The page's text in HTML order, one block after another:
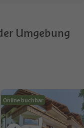
Umgebung
Online buchbar